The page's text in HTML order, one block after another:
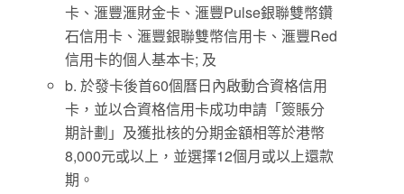
卡、滙豐滙財金卡、滙豐Pulse銀聯雙幣鑽
石信用卡、滙豐銀聯雙幣信用卡、滙豐Red
信用卡的個人基本卡; 及
b. 於發卡後首60個曆日內啟動合資格信用
卡，並以合資格信用卡成功申請「簽賬分
期計劃」及獲批核的分期金額相等於港幣
8,000元或以上，並選擇12個月或以上還款
期。